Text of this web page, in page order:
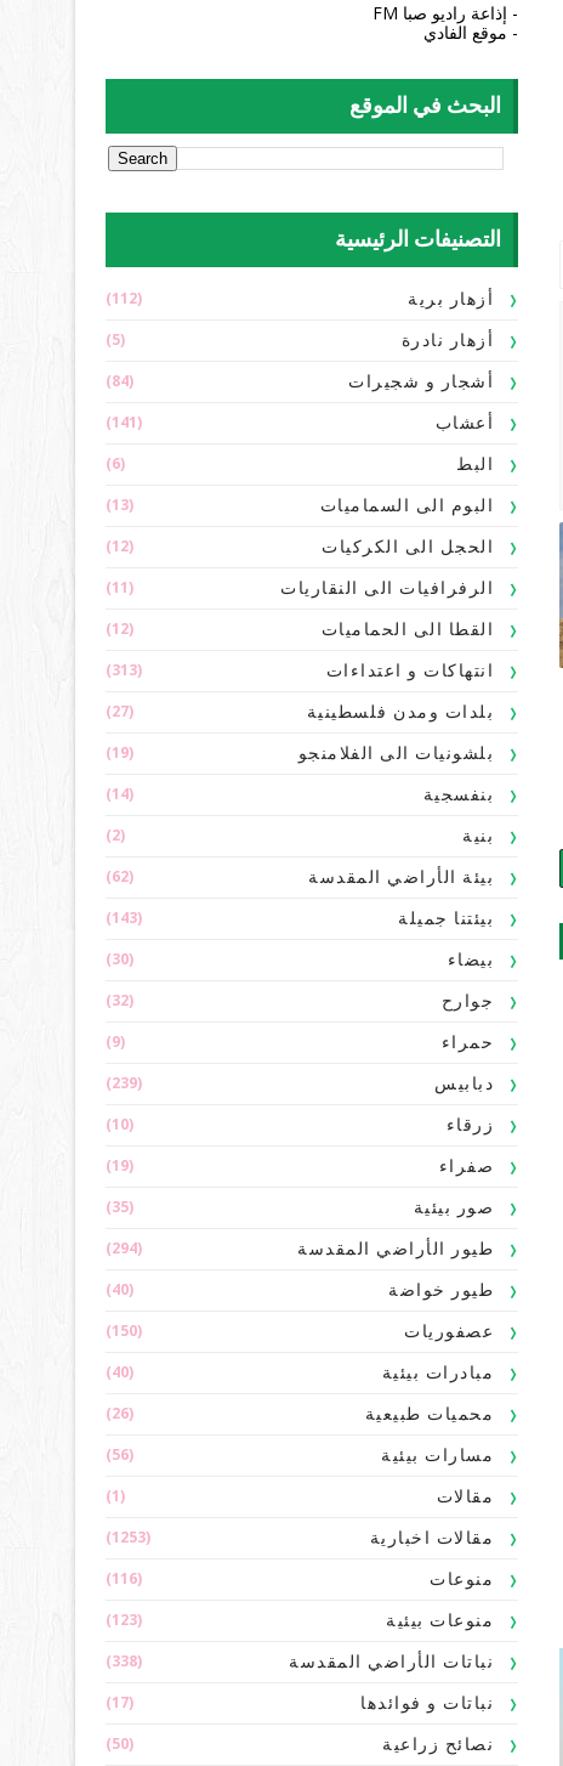
- إذاعة راديو صبا FM
- موقع الفادي
البحث في الموقع
التصنيفات الرئيسية
أزهار برية (112)
أزهار نادرة (5)
أشجار و شجيرات (84)
أعشاب (141)
البط (6)
البوم الى السماميات (13)
الحجل الى الكركيات (12)
الرفرافيات الى النقاريات (11)
القطا الى الحماميات (12)
انتهاكات و اعتداءات (313)
بلدات ومدن فلسطينية (27)
بلشونيات الى الفلامنجو (19)
بنفسجية (14)
بنية (2)
بيئة الأراضي المقدسة (62)
بيئتنا جميلة (143)
بيضاء (30)
جوارح (32)
حمراء (9)
دبابيس (239)
زرقاء (10)
صفراء (19)
صور بيئية (35)
طيور الأراضي المقدسة (294)
طيور خواضة (40)
عصفوريات (150)
مبادرات بيئية (40)
محميات طبيعية (26)
مسارات بيئية (56)
مقالات (1)
مقالات اخبارية (1253)
منوعات (116)
منوعات بيئية (123)
نباتات الأراضي المقدسة (338)
نباتات و فوائدها (17)
نصائح زراعية (50)